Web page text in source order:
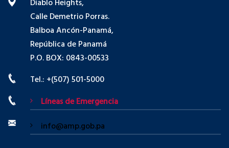
Diablo Heights,
Calle Demetrio Porras.
Balboa Ancón-Panamá,
República de Panamá
P.O. BOX: 0843-00533
Tel.: +(507) 501-5000
Líneas de Emergencia
info@amp.gob.pa